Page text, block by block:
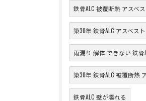
鉄骨ALC 被覆断熱 アスベ
築30年 鉄骨ALC アスベスト
雨漏り 解体 できない 鉄骨
築30年 鉄骨ALC 被覆断熱
鉄骨ALC 壁が濡れる